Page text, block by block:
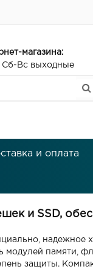
магазина:
Сб-Вс выходные
и оплата
и SSD,
надежное
модулей памяти,
защиты.